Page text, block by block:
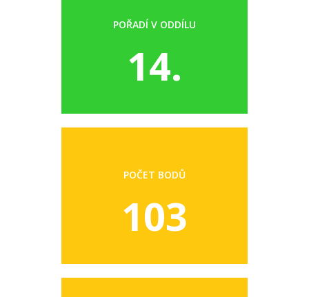
POŘADÍ V ODDÍLU
14.
POČET BODŮ
103